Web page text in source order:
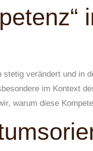
verändert und in
im Kontext
warum diese